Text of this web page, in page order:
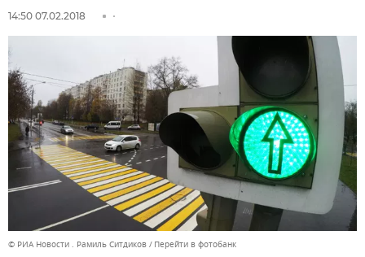
14:50 07.02.2018
© РИА Новости . Рамиль Ситдиков Перейти в фотобанк